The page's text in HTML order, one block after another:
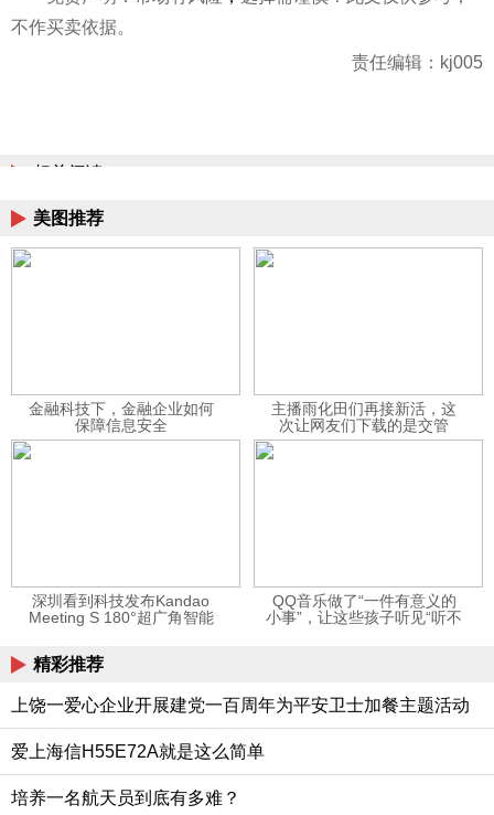
不作买卖依据。
责任编辑：kj005
相关阅读
美图推荐
金融科技下，金融企业如何
保障信息安全
主播雨化田们再接新活，这
次让网友们下载的是交管
12123APP
深圳看到科技发布Kandao
Meeting S 180°超广角智能
QQ音乐做了“一件有意义的
小事”，让这些孩子听见“听不
精彩推荐
上饶一爱心企业开展建党一百周年为平安卫士加餐主题活动
爱上海信H55E72A就是这么简单
培养一名航天员到底有多难？